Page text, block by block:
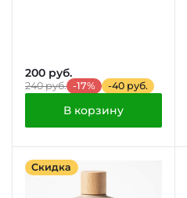
200 руб.
240 руб. -17% -40 руб.
В корзину
Скидка